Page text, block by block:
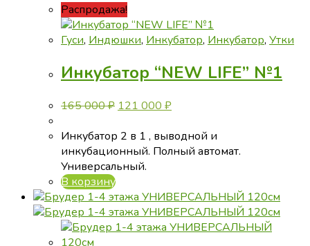
несколько
вариаций.
можно
выбрать
товара.
Распродажа!
Гуси, Индюшки, Инкубатор, Инкубатор, Утки
Инкубатор “NEW LIFE” №1
165 000₽ Первоначальная
составляла
165
000 ₽.
121 000 ₽Текущая
121
000 ₽.
Инкубатор 2 в 1 , выводной и
инкубационный. Полный автомат.
Универсальный.
В корзину